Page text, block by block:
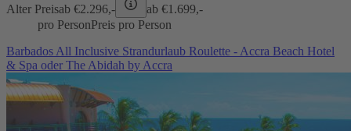
Alter Preisab €2.296,- ab €1.699,-
pro PersonPreis pro Person
Barbados All Inclusive Strandurlaub Roulette - Accra Beach Hotel
& Spa oder The Abidah by Accra